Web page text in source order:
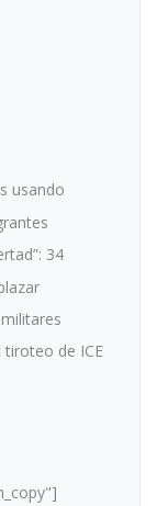
usando
34
tiroteo de ICE